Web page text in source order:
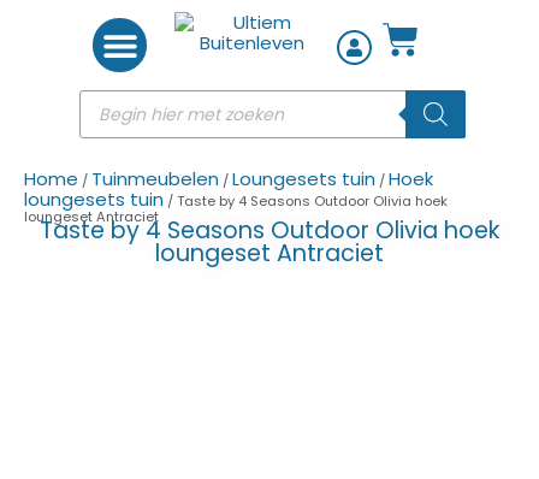
Home / Tuinmeubelen /Loungesets tuin /Hoek
loungesets tuin / Taste by 4 Seasons Outdoor Olivia hoek
loungeset Antraciet
Taste by 4 Seasons Outdoor Olivia hoek
loungeset Antraciet